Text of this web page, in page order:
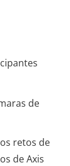
de
retos de
de Axis